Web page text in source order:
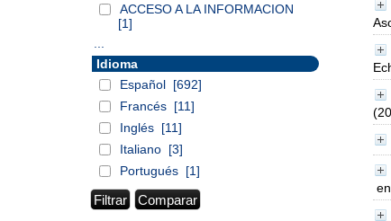
ACCESO A LA INFORMACION
[1]
Idioma
Español [692]
Francés [11]
Inglés [11]
Italiano [3]
Portugués [1]